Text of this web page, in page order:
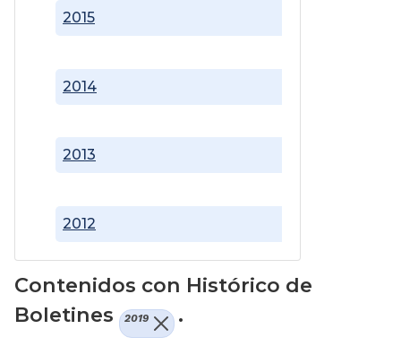
2012
2013
2014
2015
Contenidos con Histórico de
Boletines
2019 .